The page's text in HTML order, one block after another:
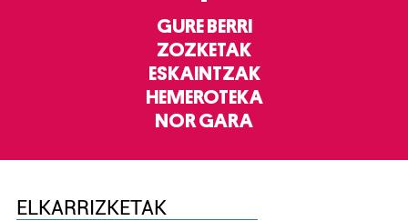
GURE BERRI
ZOZKETAK
ESKAINTZAK
HEMEROTEKA
NOR GARA
ELKARRIZKETAK